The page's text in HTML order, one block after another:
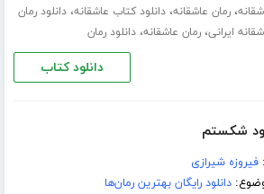
،رمان عاشقانه،دانلود کتاب عاشقانه،دانلود رمان
ایرانی،رمان عاشقانه،دانلود رمان
دانلود کتاب
شکستم
فیروزه شیرازی
دانلود رایگان بهترین رمان‌ها